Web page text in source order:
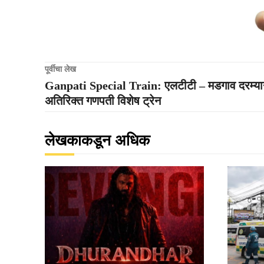
पूर्वीचा लेख
Ganpati Special Train: एलटीटी – मडगाव
अतिरिक्त गणपती विशेष ट्रेन
लेखकाकडून अधिक